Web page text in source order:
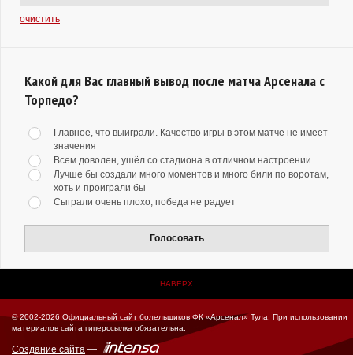
очистить
Какой для Вас главный вывод после матча Арсенала с
Торпедо?
Главное, что выиграли. Качество игры в этом матче не имеет
значения
Всем доволен, ушёл со стадиона в отличном настроении
Лучше бы создали много моментов и много били по воротам,
хоть и проиграли бы
Сыграли очень плохо, победа не радует
Голосовать
НАВЕРХ
© 2002-2026 Официальный сайт болельщиков ФК «Арсенал» Тула.
При использовании
материалов сайта гиперссылка обязательна.
Создание сайта —